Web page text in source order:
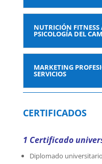
NUTRICIÓN
PSICOLOGÍA DEL
MARKETING
SERVICIOS
CERTIFICADOS
1 Certificado
Diplomado